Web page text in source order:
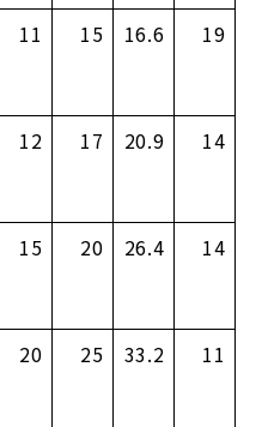
11 15 16.6 19
12 17 20.9 14
15 20 26.4 14
20 25 33.2 11